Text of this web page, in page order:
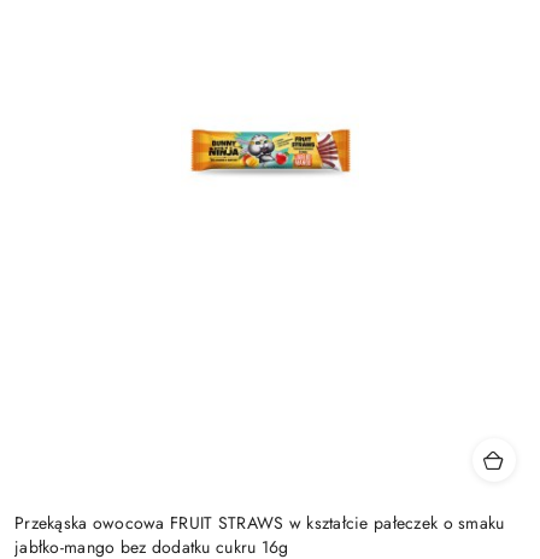
Przekąska owocowa FRUIT STRAWS w kształcie pałeczek o smaku
jabłko-mango bez dodatku cukru 16g